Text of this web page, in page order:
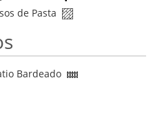
de Pasta
Bardeado